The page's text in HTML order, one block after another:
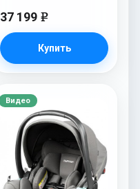
37 199 e
Купить
Видео